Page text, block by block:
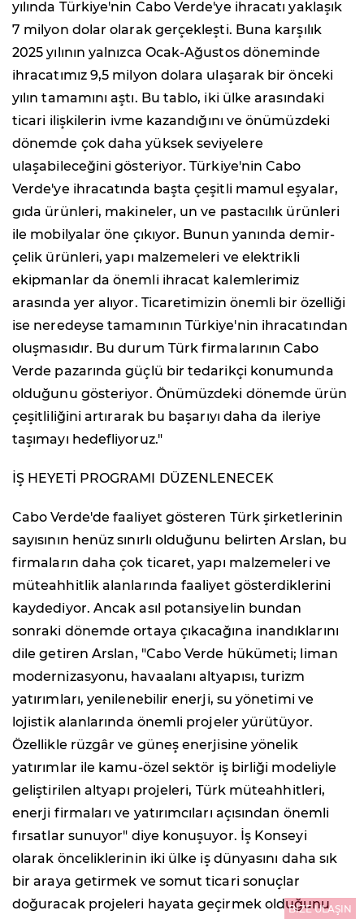
yılında Türkiye'nin Cabo Verde'ye ihracatı yaklaşık
7 milyon dolar olarak gerçekleşti. Buna karşılık
2025 yılının yalnızca Ocak-Ağustos döneminde
ihracatımız 9,5 milyon dolara ulaşarak bir önceki
yılın tamamını aştı. Bu tablo, iki ülke arasındaki
ticari ilişkilerin ivme kazandığını ve önümüzdeki
dönemde çok daha yüksek seviyelere
ulaşabileceğini gösteriyor. Türkiye'nin Cabo
Verde'ye ihracatında başta çeşitli mamul eşyalar,
gıda ürünleri, makineler, un ve pastacılık ürünleri
ile mobilyalar öne çıkıyor. Bunun yanında demir-
çelik ürünleri, yapı malzemeleri ve elektrikli
ekipmanlar da önemli ihracat kalemlerimiz
arasında yer alıyor. Ticaretimizin önemli bir özelliği
ise neredeyse tamamının Türkiye'nin ihracatından
oluşmasıdır. Bu durum Türk firmalarının Cabo
Verde pazarında güçlü bir tedarikçi konumunda
olduğunu gösteriyor. Önümüzdeki dönemde ürün
çeşitliliğini artırarak bu başarıyı daha da ileriye
taşımayı hedefliyoruz."
İŞ HEYETİ PROGRAMI DÜZENLENECEK
Cabo Verde'de faaliyet gösteren Türk şirketlerinin
sayısının henüz sınırlı olduğunu belirten Arslan, bu
firmaların daha çok ticaret, yapı malzemeleri ve
müteahhitlik alanlarında faaliyet gösterdiklerini
kaydediyor. Ancak asıl potansiyelin bundan
sonraki dönemde ortaya çıkacağına inandıklarını
dile getiren Arslan, "Cabo Verde hükümeti; liman
modernizasyonu, havaalanı altyapısı, turizm
yatırımları, yenilenebilir enerji, su yönetimi ve
lojistik alanlarında önemli projeler yürütüyor.
Özellikle rüzgâr ve güneş enerjisine yönelik
yatırımlar ile kamu-özel sektör iş birliği modeliyle
geliştirilen altyapı projeleri, Türk müteahhitleri,
enerji firmaları ve yatırımcıları açısından önemli
fırsatlar sunuyor" diye konuşuyor. İş Konseyi
olarak önceliklerinin iki ülke iş dünyasını daha sık
bir araya getirmek ve somut ticari sonuçlar
doğuracak projeleri hayata geçirmek olduğunu
BİZE ULAŞIN